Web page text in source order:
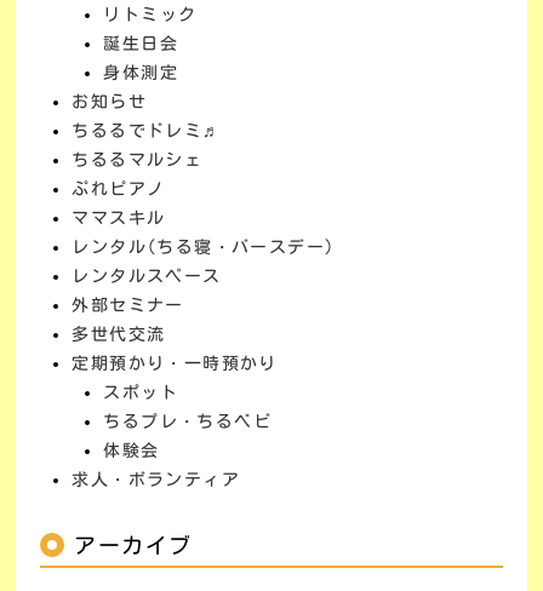
リトミック
誕生日会
身体測定
お知らせ
ちるるでドレミ♬
ちるるマルシェ
ぷれピアノ
ママスキル
レンタル(ちる寝・バースデー)
レンタルスペース
外部セミナー
多世代交流
定期預かり・一時預かり
スポット
ちるプレ・ちるベビ
体験会
求人・ボランティア
アーカイブ